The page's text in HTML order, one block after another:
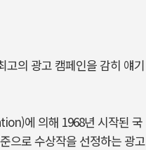
고의 광고 캠페인을 감히 얘기
에 의해 1968년 시작된 국
으로 수상작을 선정하는 광고